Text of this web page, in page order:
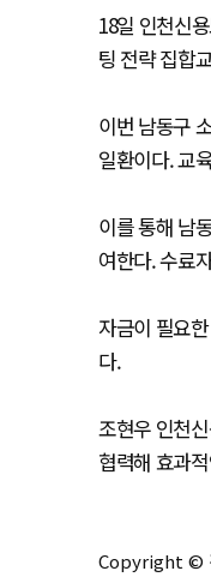
18일 인천신
팅 전략 집합
이번 남동구
일환이다. 교
이를 통해 남
여한다. 수료
자금이 필요
다.
조현우 인천
협력해 효과
Copyright ©